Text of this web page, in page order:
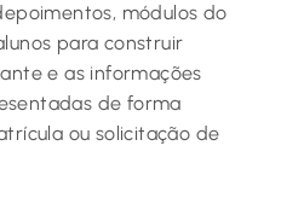
módulos do
para construir
e as informações
de forma
ou solicitação de